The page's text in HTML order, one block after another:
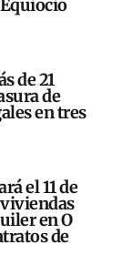
de 21
de
en tres
el 11 de
en O
de